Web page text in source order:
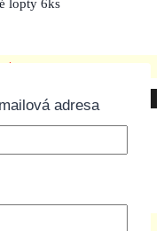
lopty 6ks
adresa